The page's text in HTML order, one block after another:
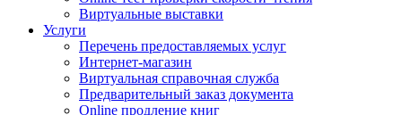
Виртуальные выставки
Услуги
Перечень предоставляемых услуг
Интернет-магазин
Виртуальная справочная служба
Предварительный заказ документа
Online продление книг